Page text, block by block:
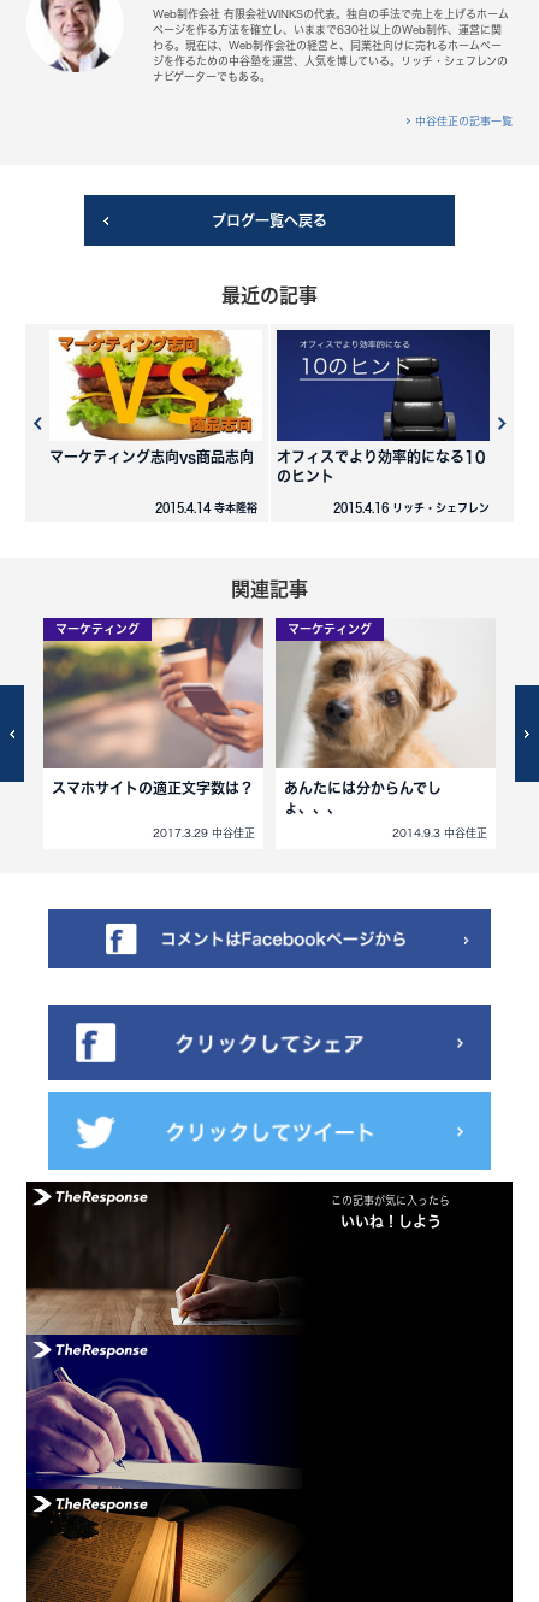
Web制作会社 有限会社WINKSの代表。独自の手法で売上を上げるホーム
ページを作る方法を確立し、いままで630社以上のWeb制作、運営に関
わる。現在は、Web制作会社の経営と、同業社向けに売れるホームペー
ジを作るための中谷塾を運営、人気を博している。リッチ・シェフレンの
ナビゲーターでもある。
中谷佳正の記事一覧
ブログ一覧へ戻る
最近の記事
マーケティング志向vs商品志向
2015.4.14 寺本隆裕
オフィスでより効率的になる10
のヒント
2015.4.16 リッチ・シェフレン
関連記事
マーケティング
スマホサイトの適正文字数は？
2017.3.29 中谷佳正
マーケティング
あんたには分からんでし
ょ、、、
2014.9.3 中谷佳正
この記事が気に入ったら
いいね！しよう